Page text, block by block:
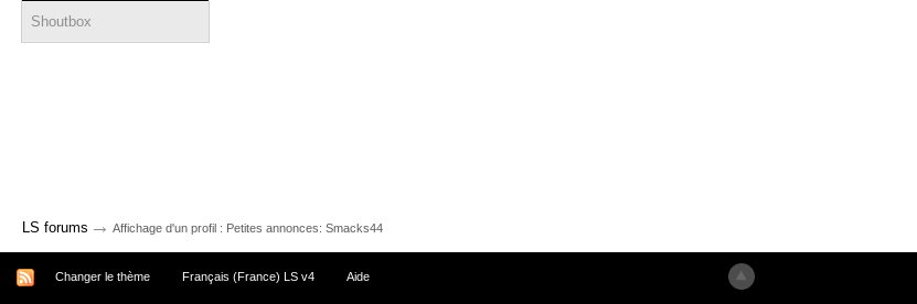
Shoutbox
LS forums → Affichage d'un profil : Petites annonces: Smacks44
Changer le thème Français (France) LS v4 Aide